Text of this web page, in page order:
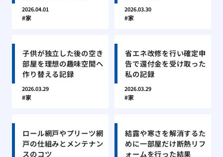
2026.04.01
家
2026.03.30
家
子供が独立した後の空き
部屋を理想の趣味空間へ
作り替える記録
2026.03.29
家
省エネ改修を行い確定申
告で還付金を受け取った
私の記録
2026.03.29
家
ロール網戸やプリーツ網
戸の仕組みとメンテナン
スのコツ
結露や寒さを解消するた
めに一部屋だけ断熱リフ
ォームを行った結果